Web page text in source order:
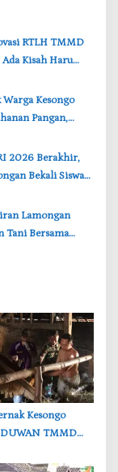
RTLH TMMD
Kisah Haru
Warga Kesongo
Pangan,
2026 Berakhir,
Bekali Siswa
Lamongan
Tani Bersama
Kesongo
TMMD